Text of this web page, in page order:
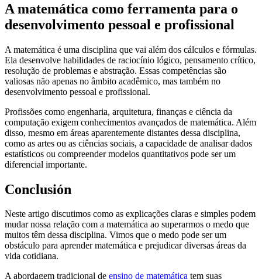
A matemática como ferramenta para o
desenvolvimento pessoal e profissional
A matemática é uma disciplina que vai além dos cálculos e fórmulas.
Ela desenvolve habilidades de raciocínio lógico, pensamento crítico,
resolução de problemas e abstração. Essas competências são
valiosas não apenas no âmbito acadêmico, mas também no
desenvolvimento pessoal e profissional.
Profissões como engenharia, arquitetura, finanças e ciência da
computação exigem conhecimentos avançados de matemática. Além
disso, mesmo em áreas aparentemente distantes dessa disciplina,
como as artes ou as ciências sociais, a capacidade de analisar dados
estatísticos ou compreender modelos quantitativos pode ser um
diferencial importante.
Conclusión
Neste artigo discutimos como as explicações claras e simples podem
mudar nossa relação com a matemática ao superarmos o medo que
muitos têm dessa disciplina. Vimos que o medo pode ser um
obstáculo para aprender matemática e prejudicar diversas áreas da
vida cotidiana.
A abordagem tradicional de ensino de matemática tem suas